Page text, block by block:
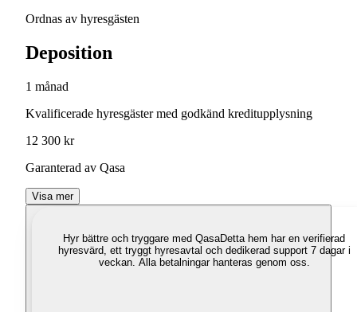
Ordnas av hyresgästen
Deposition
1 månad
Kvalificerade hyresgäster med godkänd kreditupplysning
12 300 kr
Garanterad av Qasa
Visa mer
Hyr bättre och tryggare med QasaDetta hem har en verifierad
hyresvärd, ett tryggt hyresavtal och dedikerad support 7 dagar i
veckan. Alla betalningar hanteras genom oss.